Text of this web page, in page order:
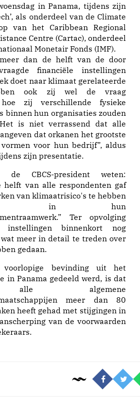
in Panama, tijdens zijn
als onderdeel van de Climate
van het Caribbean Regional
Centre (Cartac), onderdeel
Monetair Fonds (IMF).
dan de helft van de door
financiële instellingen
doet naar klimaat gerelateerde
ook zij wel de vraag
hoe zij verschillende fysieke
binnen hun organisaties zouden
is niet verrassend dat alle
dat orkanen het grootste
voor hun bedrijf”, aldus
zijn presentatie.
de CBCS-president weten:
helft van alle respondenten gaf
van klimaatrisico's te hebben
in hun
Ter opvolging
instellingen binnenkort nog
meer in detail te treden over
gedaan.
voorlopige bevinding uit het
in Panama gedeeld werd, is dat
algemene
meer dan 80
heeft gehad met stijgingen in
van de voorwaarden